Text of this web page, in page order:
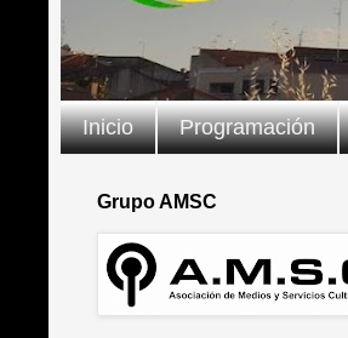
Inicio Programación
Grupo AMSC